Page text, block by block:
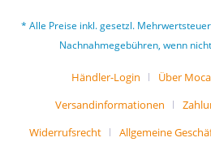
* Alle Preise inkl. gesetzl.
Nachnahmegebühren, wenn
Händler-Login Über
Versandinformationen
Widerrufsrecht
Allgemeine